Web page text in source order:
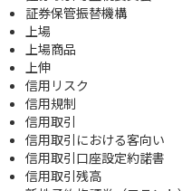
証券保管振替機構
上場
上場商品
上伸
信用リスク
信用規制
信用取引
信用取引における客向い
信用取引口座設定約諾書
信用取引残高